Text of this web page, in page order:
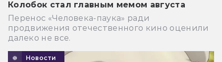
Колобок стал главным мемом августа
Перенос «Человека-паука» ради
продвижения отечественного кино оценили
далеко не все.
Новости